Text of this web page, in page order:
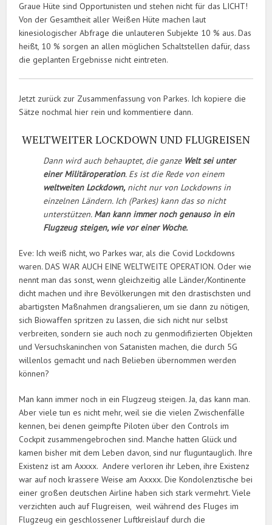
Graue Hüte sind Opportunisten und stehen nicht für das LICHT!
Von der Gesamtheit aller Weißen Hüte machen laut
kinesiologischer Abfrage die unlauteren Subjekte 10 % aus. Das
heißt, 10 % sorgen an allen möglichen Schaltstellen dafür, dass
die geplanten Ergebnisse nicht eintreten.
Jetzt zurück zur Zusammenfassung von Parkes. Ich kopiere die
Sätze nochmal hier rein und kommentiere dann.
WELTWEITER LOCKDOWN UND FLUGREISEN
Dann wird auch behauptet, die ganze Welt sei unter
einer Militäroperation. Es ist die Rede von einem
weltweiten Lockdown, nicht nur von Lockdowns in
einzelnen Ländern. Ich (Parkes) kann das so nicht
unterstützen. Man kann immer noch genauso in ein
Flugzeug steigen, wie vor einer Woche.
Eve: Ich weiß nicht, wo Parkes war, als die Covid Lockdowns
waren. DAS WAR AUCH EINE WELTWEITE OPERATION. Oder wie
nennt man das sonst, wenn gleichzeitig alle Länder/Kontinente
dicht machen und ihre Bevölkerungen mit den drastischsten und
abartigsten Maßnahmen drangsalieren, um sie dann zu nötigen,
sich Biowaffen spritzen zu lassen, die sich nicht nur selbst
verbreiten, sondern sie auch noch zu genmodifizierten Objekten
und Versuchskaninchen von Satanisten machen, die durch 5G
willenlos gemacht und nach Belieben übernommen werden
können?
Man kann immer noch in ein Flugzeug steigen. Ja, das kann man.
Aber viele tun es nicht mehr, weil sie die vielen Zwischenfälle
kennen, bei denen geimpfte Piloten über den Controls im
Cockpit zusammengebrochen sind. Manche hatten Glück und
kamen bisher mit dem Leben davon, sind nur fluguntauglich. Ihre
Existenz ist am Axxxx. Andere verloren ihr Leben, ihre Existenz
war auf noch krassere Weise am Axxxx. Die Kondolenztische bei
einer großen deutschen Airline haben sich stark vermehrt. Viele
verzichten auch auf Flugreisen, weil während des Fluges im
Flugzeug ein geschlossener Luftkreislauf durch die